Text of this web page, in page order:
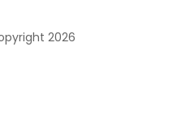
2026